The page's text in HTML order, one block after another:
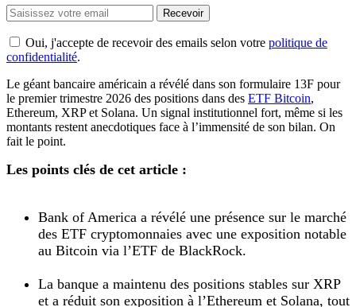
Recevoir
Oui, j'accepte de recevoir des emails selon votre politique de
confidentialité.
Le géant bancaire américain a révélé dans son formulaire 13F pour
le premier trimestre 2026 des positions dans des ETF Bitcoin,
Ethereum, XRP et Solana. Un signal institutionnel fort, même si les
montants restent anecdotiques face à l’immensité de son bilan. On
fait le point.
Les points clés de cet article :
Bank of America a révélé une présence sur le marché
des ETF cryptomonnaies avec une exposition notable
au Bitcoin via l’ETF de BlackRock.
La banque a maintenu des positions stables sur XRP
et a réduit son exposition à l’Ethereum et Solana, tout